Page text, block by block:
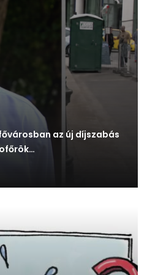
az új díjszabás